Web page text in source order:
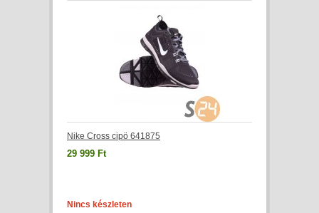
Nike Cross cipö 641875
29 999 Ft
Nincs készleten